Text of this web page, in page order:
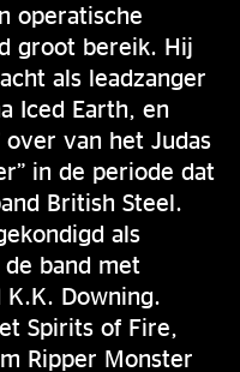
operatische
groot bereik. Hij
als leadzanger
Iced Earth, en
over van het Judas
in de periode dat
British Steel.
als
de band met
Downing.
Spirits of Fire,
Ripper Monster